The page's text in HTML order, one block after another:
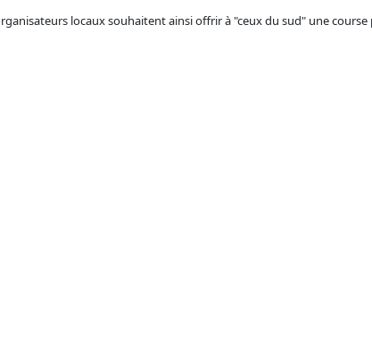
locaux souhaitent ainsi offrir à "ceux du sud" une course